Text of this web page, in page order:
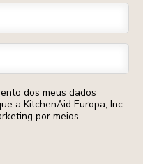
dos meus dados
a KitchenAid Europa, Inc.
por meios